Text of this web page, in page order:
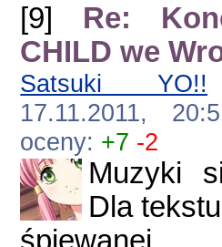
[9] Re:
CHILD we
Satsuki YO!!
17.11.2011,
oceny: +7 -2
Muzyki
Dla
śpiewanej.